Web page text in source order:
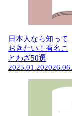
日本人なら知って
おきたい！有名こ
とわざ50選
2025.01.20